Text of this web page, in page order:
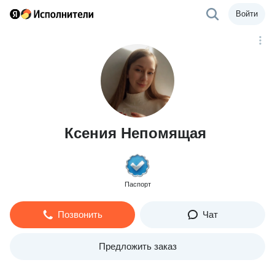
Войти
Ксения Непомящая
Паспорт
Позвонить Чат
Предложить заказ